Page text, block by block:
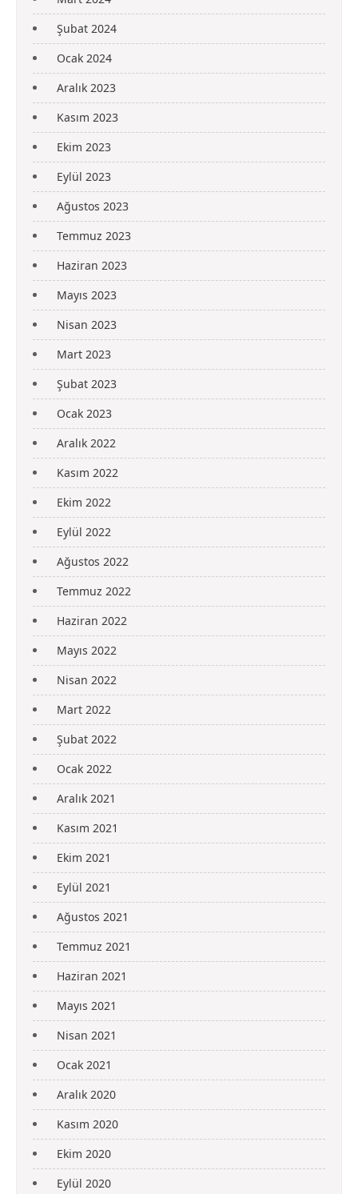
Şubat 2024
Ocak 2024
Aralık 2023
Kasım 2023
Ekim 2023
Eylül 2023
Ağustos 2023
Temmuz 2023
Haziran 2023
Mayıs 2023
Nisan 2023
Mart 2023
Şubat 2023
Ocak 2023
Aralık 2022
Kasım 2022
Ekim 2022
Eylül 2022
Ağustos 2022
Temmuz 2022
Haziran 2022
Mayıs 2022
Nisan 2022
Mart 2022
Şubat 2022
Ocak 2022
Aralık 2021
Kasım 2021
Ekim 2021
Eylül 2021
Ağustos 2021
Temmuz 2021
Haziran 2021
Mayıs 2021
Nisan 2021
Ocak 2021
Aralık 2020
Kasım 2020
Ekim 2020
Eylül 2020